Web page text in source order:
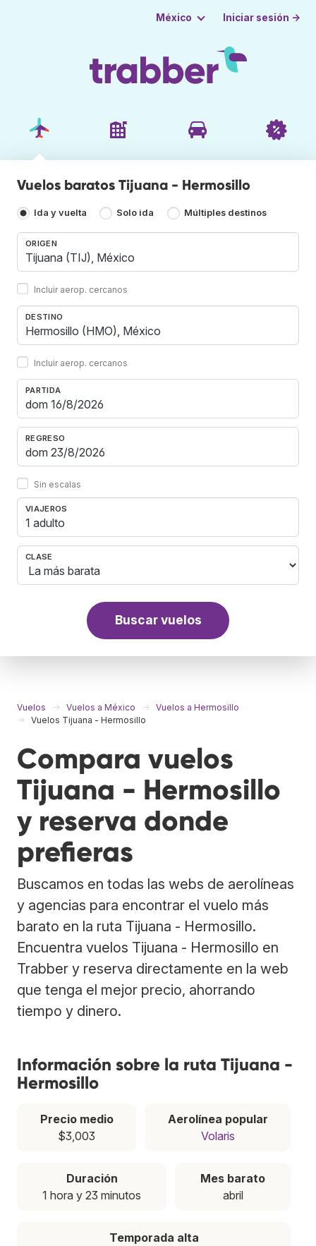
México Iniciar sesión →
Vuelos baratos Tijuana - Hermosillo
Ida y vuelta Solo ida Múltiples destinos
ORIGEN
Incluir aerop. cercanos
DESTINO
Incluir aerop. cercanos
PARTIDA
REGRESO
Sin escalas
VIAJEROS
1 adulto
CLASE
Buscar vuelos
Vuelos Vuelos a México
Vuelos a Hermosillo
Vuelos Tijuana - Hermosillo
Compara vuelos
Tijuana - Hermosillo
y reserva donde
prefieras
Buscamos en todas las webs de aerolíneas
y agencias para encontrar el vuelo más
barato en la ruta Tijuana - Hermosillo.
Encuentra vuelos Tijuana - Hermosillo en
Trabber y reserva directamente en la web
que tenga el mejor precio, ahorrando
tiempo y dinero.
Información sobre la ruta Tijuana -
Hermosillo
Precio medio
$3,003
Aerolínea popular
Volaris
Duración
1 hora y 23 minutos
Mes barato
abril
Temporada alta